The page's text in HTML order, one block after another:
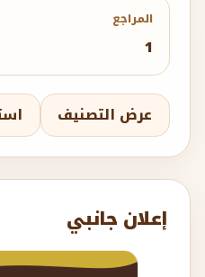
المراجع
1
عرض التصنيف
إعلان جانبي